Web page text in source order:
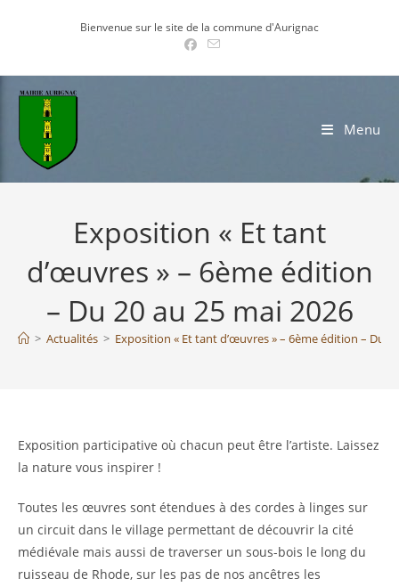
Bienvenue sur le site de la commune d'Aurignac
Menu
Exposition « Et tant
d’œuvres » – 6ème édition
– Du 20 au 25 mai 2026
> Actualités > Exposition « Et tant d’œuvres » – 6ème édition – Du
Exposition participative où chacun peut être l’artiste. Laissez
la nature vous inspirer !
Toutes les œuvres sont étendues à des cordes à linges sur
un circuit dans le village permettant de découvrir la cité
médiévale mais aussi de traverser un sous-bois le long du
ruisseau de Rhode, sur les pas de nos ancêtres les